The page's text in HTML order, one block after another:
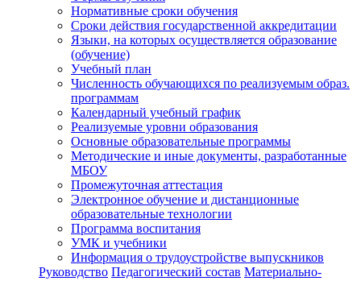
Нормативные сроки обучения
Сроки действия государственной аккредитации
Языки, на которых осуществляется образование
(обучение)
Учебный план
Численность обучающихся по реализуемым образ.
программам
Календарный учебный график
Реализуемые уровни образования
Основные образовательные программы
Методические и иные документы, разработанные
МБОУ
Промежуточная аттестация
Электронное обучение и дистанционные
образовательные технологии
Программа воспитания
УМК и учебники
Информация о трудоустройстве выпускников
Руководство Педагогический состав Материально-